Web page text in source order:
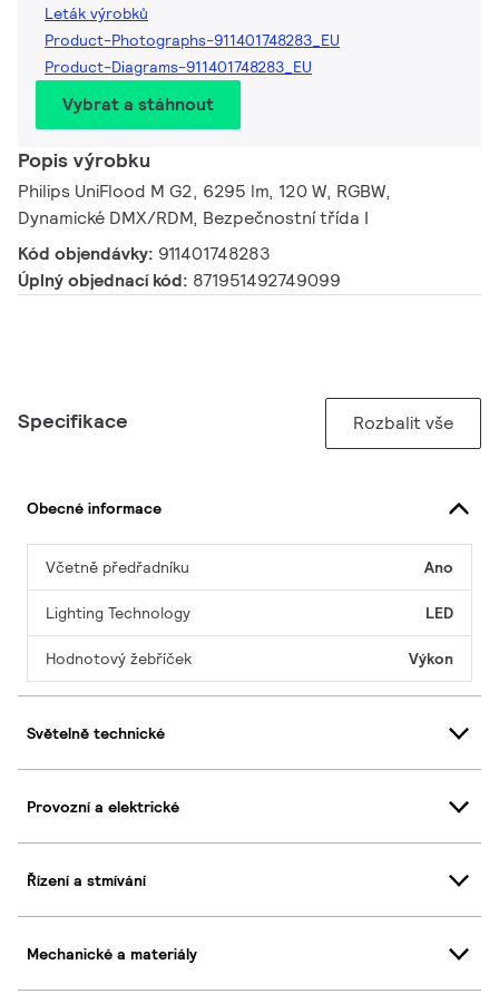
Leták výrobků
Product-Photographs-911401748283_EU
Product-Diagrams-911401748283_EU
Vybrat a stáhnout
Popis výrobku
Philips UniFlood M G2, 6295 lm, 120 W, RGBW,
Dynamické DMX/RDM, Bezpečnostní třída I
Kód objendávky: 911401748283
Úplný objednací kód: 871951492749099
Specifikace Rozbalit vše
Obecné informace
Včetně předřadníku Ano
Lighting Technology LED
Hodnotový žebříček Výkon
Světelně technické
Provozní a elektrické
Řízení a stmívání
Mechanické a materiály